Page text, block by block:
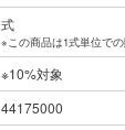
式
※この商品は1式単位での
※10%対象
44175000